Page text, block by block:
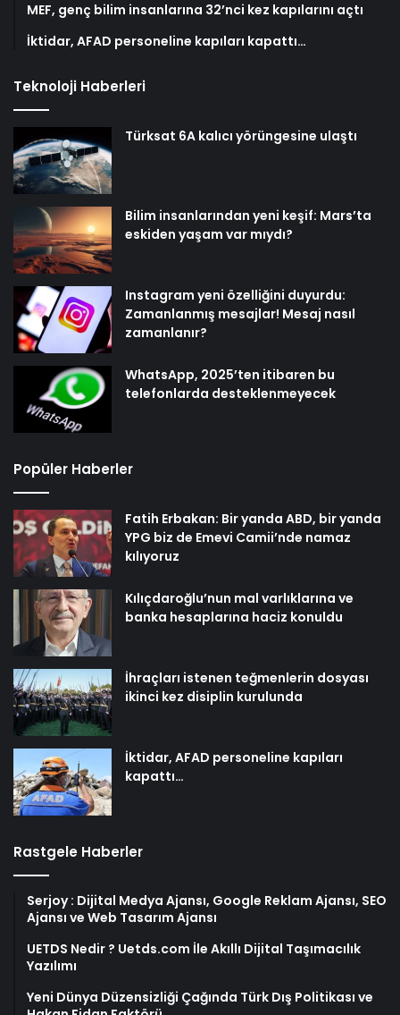
MEF, genç bilim insanlarına 32’nci kez kapılarını açtı
İktidar, AFAD personeline kapıları kapattı…
Teknoloji Haberleri
Türksat 6A kalıcı yörüngesine ulaştı
Bilim insanlarından yeni keşif: Mars’ta
eskiden yaşam var mıydı?
Instagram yeni özelliğini duyurdu:
Zamanlanmış mesajlar! Mesaj nasıl
zamanlanır?
WhatsApp, 2025’ten itibaren bu
telefonlarda desteklenmeyecek
Popüler Haberler
Fatih Erbakan: Bir yanda ABD, bir yanda
YPG biz de Emevi Camii’nde namaz
kılıyoruz
Kılıçdaroğlu’nun mal varlıklarına ve
banka hesaplarına haciz konuldu
İhraçları istenen teğmenlerin dosyası
ikinci kez disiplin kurulunda
İktidar, AFAD personeline kapıları
kapattı…
Rastgele Haberler
Serjoy : Dijital Medya Ajansı, Google Reklam Ajansı, SEO
Ajansı ve Web Tasarım Ajansı
UETDS Nedir ? Uetds.com İle Akıllı Dijital Taşımacılık
Yazılımı
Yeni Dünya Düzensizliği Çağında Türk Dış Politikası ve